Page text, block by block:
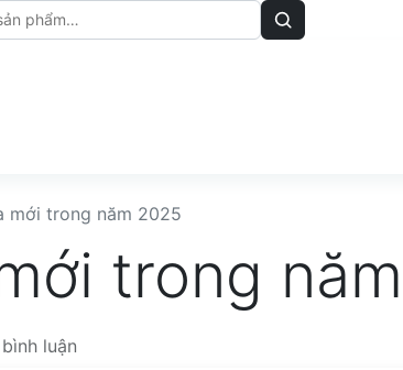
mới trong năm 2025
trong
luận